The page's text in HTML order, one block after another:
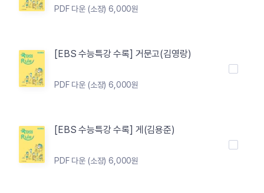
PDF 다운 (소장) 6,000원
[EBS 수능특강 수록] 거문고(김영랑)
PDF 다운 (소장) 6,000원
[EBS 수능특강 수록] 게(김용준)
PDF 다운 (소장) 6,000원